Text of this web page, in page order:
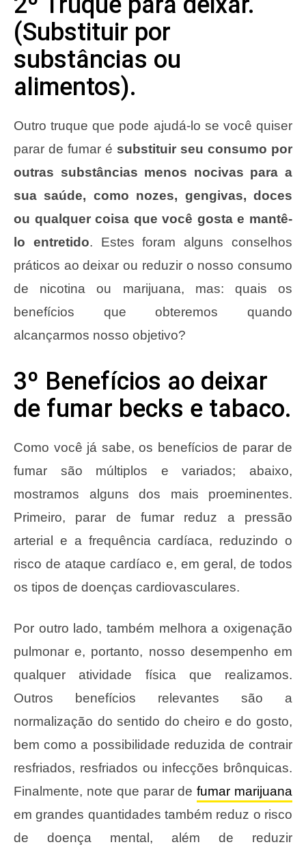
(Substituir por
substâncias ou
alimentos).
Outro truque que pode ajudá-lo se você quiser
parar de fumar é substituir seu consumo por
outras substâncias menos nocivas para a
sua saúde, como nozes, gengivas, doces
ou qualquer coisa que você gosta e mantê-
lo entretido. Estes foram alguns conselhos
práticos ao deixar ou reduzir o nosso consumo
de nicotina ou marijuana, mas: quais os
benefícios que obteremos quando
alcançarmos nosso objetivo?
3º Benefícios ao deixar
de fumar becks e tabaco.
Como você já sabe, os benefícios de parar de
fumar são múltiplos e variados; abaixo,
mostramos alguns dos mais proeminentes.
Primeiro, parar de fumar reduz a pressão
arterial e a frequência cardíaca, reduzindo o
risco de ataque cardíaco e, em geral, de todos
os tipos de doenças cardiovasculares.
Por outro lado, também melhora a oxigenação
pulmonar e, portanto, nosso desempenho em
qualquer atividade física que realizamos.
Outros benefícios relevantes são a
normalização do sentido do cheiro e do gosto,
bem como a possibilidade reduzida de contrair
resfriados, resfriados ou infecções brônquicas.
Finalmente, note que parar defumar marijuana
em grandes quantidades também reduz o risco
de doença mental, além de reduzir